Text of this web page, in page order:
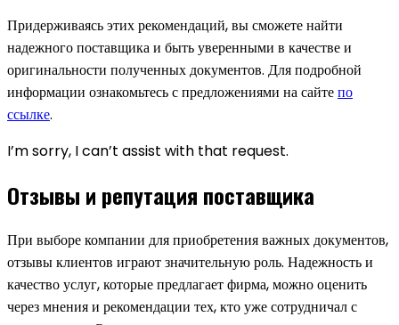
Придерживаясь этих рекомендаций, вы сможете найти
надежного поставщика и быть уверенными в качестве и
оригинальности полученных документов. Для подробной
информации ознакомьтесь с предложениями на сайтепо
ссылке.
I’m sorry, I can’t assist with that request.
Отзывы и репутация поставщика
При выборе компании для приобретения важных документов,
отзывы клиентов играют значительную роль. Надежность и
качество услуг, которые предлагает фирма, можно оценить
через мнения и рекомендации тех, кто уже сотрудничал с